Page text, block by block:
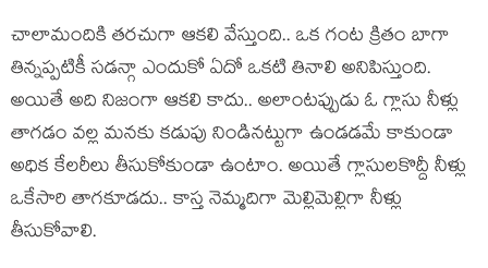
చాలామందికి తరచుగా ఆకలి వేస్తుంది.. ఒక గంట క్రితం బాగా
తిన్నప్పటికీ సడన్గా ఎందుకో ఏదో ఒకటి తినాలి అనిపిస్తుంది.
అయితే అది నిజంగా ఆకలి కాదు.. అలాంటప్పుడు ఓ గ్లాసు నీళ్లు
తాగడం వల్ల మనకు కడుపు నిండినట్టుగా ఉండడమే కాకుండా
అధిక కేలరీలు తీసుకోకుండా ఉంటాం. అయితే గ్లాసులకొద్దీ నీళ్లు
ఒకేసారి తాగకూడదు.. కాస్త నెమ్మదిగా మెల్లిమెల్లిగా నీళ్లు
తీసుకోవాలి.